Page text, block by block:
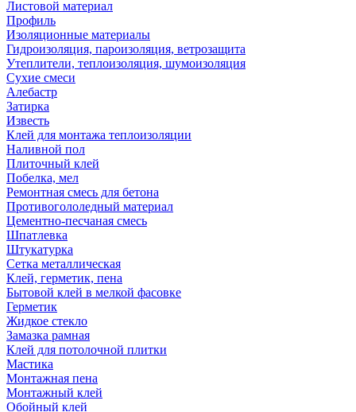
Листовой материал
Профиль
Изоляционные материалы
Гидроизоляция, пароизоляция, ветрозащита
Утеплители, теплоизоляция, шумоизоляция
Сухие смеси
Алебастр
Затирка
Известь
Клей для монтажа теплоизоляции
Наливной пол
Плиточный клей
Побелка, мел
Ремонтная смесь для бетона
Противогололедный материал
Цементно-песчаная смесь
Шпатлевка
Штукатурка
Сетка металлическая
Клей, герметик, пена
Бытовой клей в мелкой фасовке
Герметик
Жидкое стекло
Замазка рамная
Клей для потолочной плитки
Мастика
Монтажная пена
Монтажный клей
Обойный клей